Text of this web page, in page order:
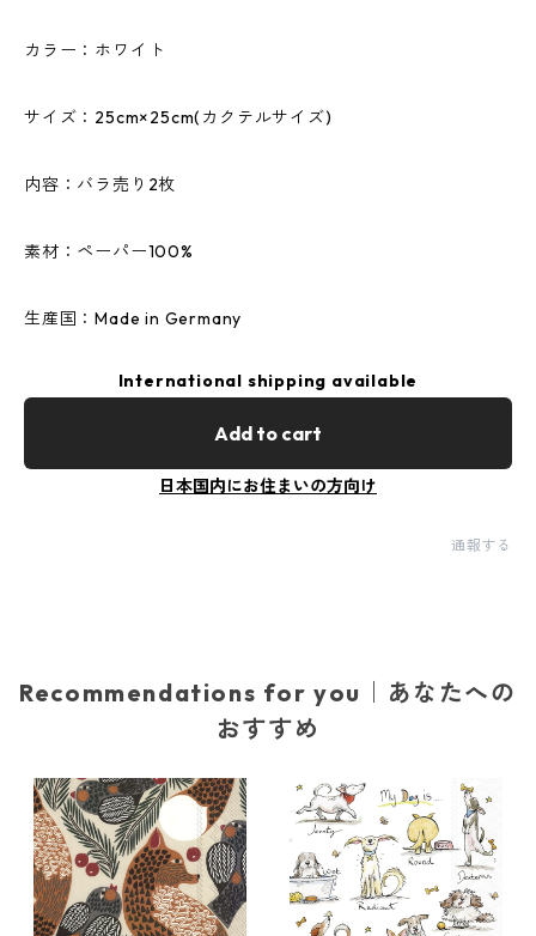
カラー：ホワイト
サイズ：25cm×25cm(カクテルサイズ)
内容：バラ売り2枚
素材：ペーパー100%
生産国：Made in Germany
International shipping available
Add to cart
日本国内にお住まいの方向け
通報する
Recommendations for you｜あなたへの
おすすめ